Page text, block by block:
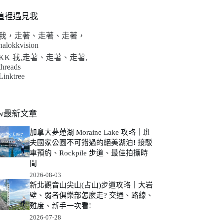
裡遇見我
，走著、走著、走著，
我,走著、走著、走著,
最新文章
加拿大夢蓮湖 Moraine Lake 攻略｜班
夫國家公園不可錯過的絕美湖泊! 接駁
車預約、Rockpile 步道、最佳拍攝時
間
2026-08-03
新北觀音山尖山(占山)步道攻略｜大岩
壁、弱者俱樂部怎麼走? 交通、路線、
難度、新手一次看!
2026-07-28